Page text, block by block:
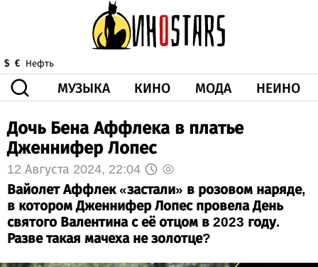
$ € Нефть
МУЗЫКА КИНО МОДА НЕИНО
ЗДОРОВЬЕ КОРОНА ИСКУССТВО
ВИДЕО
ГОРОСКОП
Дочь Бена Аффлека в платье
Дженнифер Лопес
12 Августа 2024, 22:04
Вайолет Аффлек «застали» в розовом наряде,
в котором Дженнифер Лопес провела День
святого Валентина с её отцом в 2023 году.
Разве такая мачеха не золотце?